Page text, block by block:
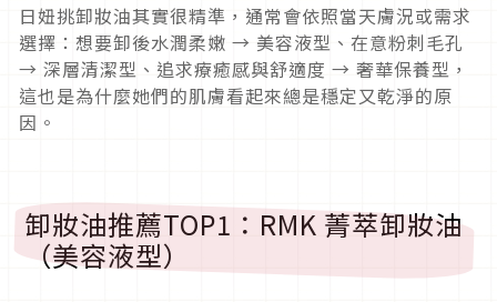
日妞挑卸妝油其實很精準，通常會依照當天膚況或需求
選擇：想要卸後水潤柔嫩 → 美容液型、在意粉刺毛孔
→ 深層清潔型、追求療癒感與舒適度 → 奢華保養型，
這也是為什麼她們的肌膚看起來總是穩定又乾淨的原
因。
卸妝油推薦TOP1：RMK 菁萃卸妝油
（美容液型）